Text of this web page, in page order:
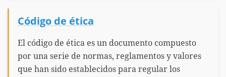
Código de ética
El código de ética es un documento compuesto
por una serie de normas, reglamentos y valores
que han sido establecidos para regular los